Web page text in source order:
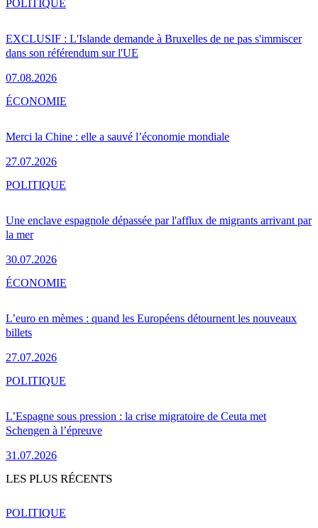
EXCLUSIF : L'Islande demande à Bruxelles de ne pas s'immiscer
dans son référendum sur l'UE
07.08.2026
POLITIQUE
Merci la Chine : elle a sauvé l’économie mondiale
27.07.2026
ÉCONOMIE
Une enclave espagnole dépassée par l'afflux de migrants arrivant par
la mer
30.07.2026
POLITIQUE
L’euro en mèmes : quand les Européens détournent les nouveaux
billets
27.07.2026
ÉCONOMIE
L’Espagne sous pression : la crise migratoire de Ceuta met
Schengen à l’épreuve
31.07.2026
POLITIQUE
LES PLUS RÉCENTS
POLITIQUE